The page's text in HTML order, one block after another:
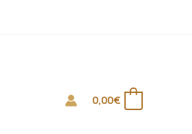
0,00€